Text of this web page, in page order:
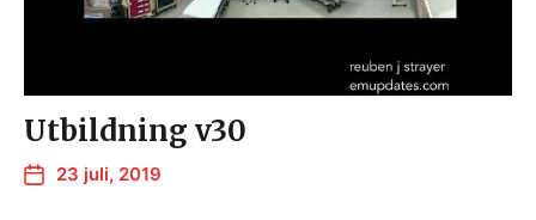
Utbildning v30
23 juli, 2019